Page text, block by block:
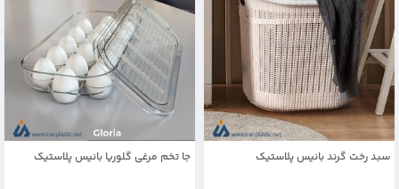
سبد رخت گرند بانیس پلاستیک جا تخم مرغی گلوریا بانیس پلاستیک